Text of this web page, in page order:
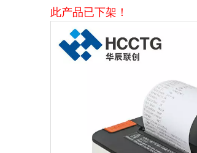
此产品已下架！